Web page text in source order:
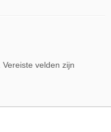
Vereiste velden zijn